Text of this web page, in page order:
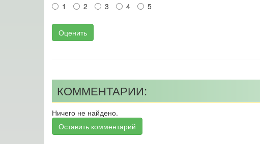
1
2 3 4 5
Оценить
КОММЕНТАРИИ:
Ничего не найдено.
Оставить комментарий